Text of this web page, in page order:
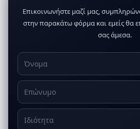
Επικοινωνήστε μαζί μας,
στην παρακάτω φόρμα και εμείς θα
σας άμεσα.